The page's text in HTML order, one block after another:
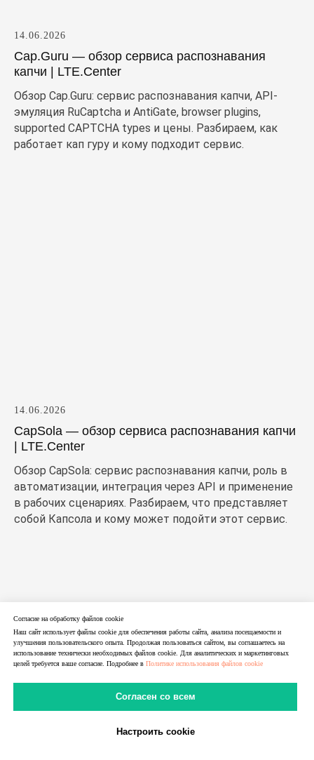
14.06.2026
Cap.Guru — обзор сервиса распознавания
капчи | LTE.Center
Обзор Cap.Guru: сервис распознавания капчи, API-
эмуляция RuCaptcha и AntiGate, browser plugins,
supported CAPTCHA types и цены. Разбираем, как
работает кап гуру и кому подходит сервис.
14.06.2026
CapSola — обзор сервиса распознавания капчи
| LTE.Center
Обзор CapSola: сервис распознавания капчи, роль в
автоматизации, интеграция через API и применение
в рабочих сценариях. Разбираем, что представляет
собой Капсола и кому может подойти этот сервис.
Согласие на обработку файлов cookie
Наш сайт использует файлы cookie для обеспечения работы сайта, анализа посещаемости и
улучшения пользовательского опыта. Продолжая пользоваться сайтом, вы соглашаетесь на
использование технически необходимых файлов cookie. Для аналитических и маркетинговых
целей требуется ваше согласие. Подробнее в Политике использования файлов cookie
Согласен со всем
Настроить cookie